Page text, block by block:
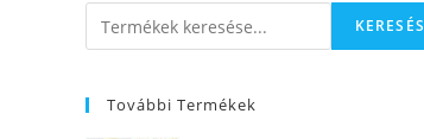
KERESÉS
További Termékek